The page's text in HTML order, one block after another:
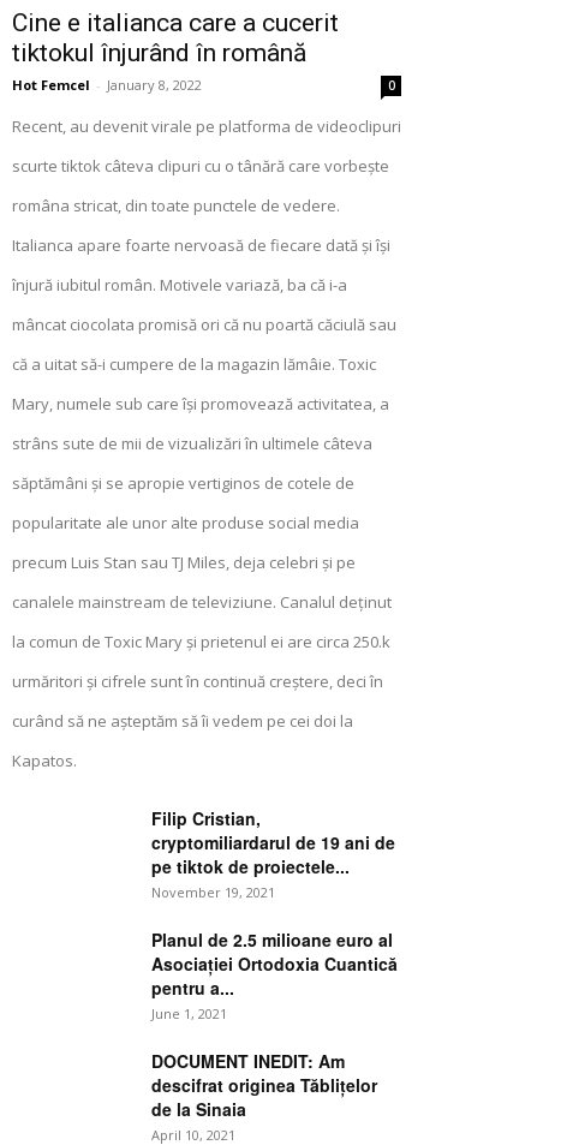
Cine e italianca care a cucerit
tiktokul înjurând în română
Hot Femcel - January 8, 2022 0
Recent, au devenit virale pe platforma de videoclipuri
scurte tiktok câteva clipuri cu o tânără care vorbește
româna stricat, din toate punctele de vedere.
Italianca apare foarte nervoasă de fiecare dată și își
înjură iubitul român. Motivele variază, ba că i-a
mâncat ciocolata promisă ori că nu poartă căciulă sau
că a uitat să-i cumpere de la magazin lămâie. Toxic
Mary, numele sub care își promovează activitatea, a
strâns sute de mii de vizualizări în ultimele câteva
săptămâni și se apropie vertiginos de cotele de
popularitate ale unor alte produse social media
precum Luis Stan sau TJ Miles, deja celebri și pe
canalele mainstream de televiziune. Canalul deținut
la comun de Toxic Mary și prietenul ei are circa 250.k
urmăritori și cifrele sunt în continuă creștere, deci în
curând să ne așteptăm să îi vedem pe cei doi la
Kapatos.
Filip Cristian,
cryptomiliardarul de 19 ani de
pe tiktok de proiectele...
November 19, 2021
Planul de 2.5 milioane euro al
Asociației Ortodoxia Cuantică
pentru a...
June 1, 2021
DOCUMENT INEDIT: Am
descifrat originea Tăblițelor
de la Sinaia
April 10, 2021